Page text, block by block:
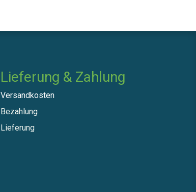
Lieferung & Zahlung
Versandkosten
Bezahlung
Lieferung​